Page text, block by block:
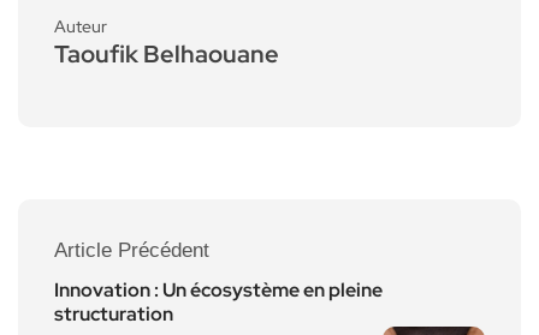
Auteur
Taoufik Belhaouane
Article Précédent
Innovation : Un écosystème en pleine
structuration